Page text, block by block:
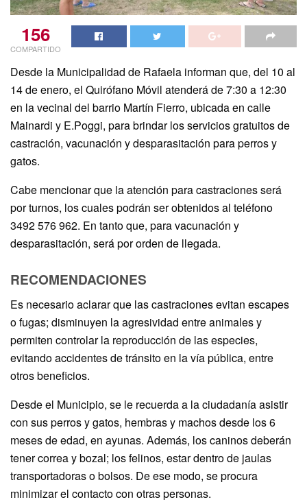
156
COMPARTIDO
Desde la Municipalidad de Rafaela informan que, del 10 al
14 de enero, el Quirófano Móvil atenderá de 7:30 a 12:30
en la vecinal del barrio Martín Fierro, ubicada en calle
Mainardi y E.Poggi, para brindar los servicios gratuitos de
castración, vacunación y desparasitación para perros y
gatos.
Cabe mencionar que la atención para castraciones será
por turnos, los cuales podrán ser obtenidos al teléfono
3492 576 962. En tanto que, para vacunación y
desparasitación, será por orden de llegada.
RECOMENDACIONES
Es necesario aclarar que las castraciones evitan escapes
o fugas; disminuyen la agresividad entre animales y
permiten controlar la reproducción de las especies,
evitando accidentes de tránsito en la vía pública, entre
otros beneficios.
Desde el Municipio, se le recuerda a la ciudadanía asistir
con sus perros y gatos, hembras y machos desde los 6
meses de edad, en ayunas. Además, los caninos deberán
tener correa y bozal; los felinos, estar dentro de jaulas
transportadoras o bolsos. De ese modo, se procura
minimizar el contacto con otras personas.